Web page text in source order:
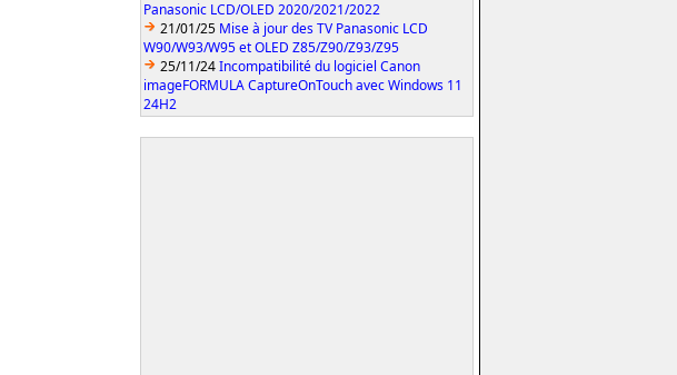
Panasonic LCD/OLED 2020/2021/2022
21/01/25 Mise à jour des TV Panasonic LCD
W90/W93/W95 et OLED Z85/Z90/Z93/Z95
25/11/24Incompatibilité du logiciel Canon
imageFORMULA CaptureOnTouch avec Windows 11
24H2